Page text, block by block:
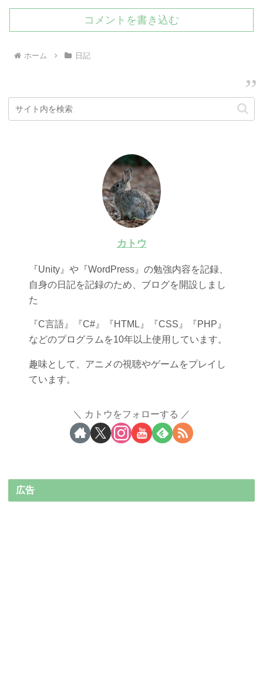
コメントを書き込む
ホーム 日記
カトウ
『Unity』や『WordPress』の勉強内容を記録、
自身の日記を記録のため、ブログを開設しまし
た
『C言語』『C#』『HTML』『CSS』『PHP』
などのプログラムを10年以上使用しています。
趣味として、アニメの視聴やゲームをプレイし
ています。
カトウをフォローする
広告